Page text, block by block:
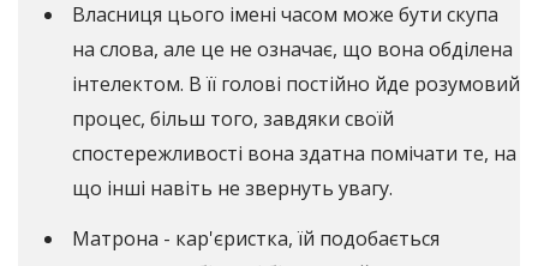
Власниця цього імені часом може бути скупа
на слова, але це не означає, що вона обділена
інтелектом. В її голові постійно йде розумовий
процес, більш того, завдяки своїй
спостережливості вона здатна помічати те, на
що інші навіть не звернуть увагу.
Матрона - кар'єристка, їй подобається